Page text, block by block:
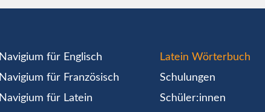
Navigium für Englisch
Navigium für Französisch
Navigium für Latein
Latein Wörterbuch
Schulungen
Schüler:innen